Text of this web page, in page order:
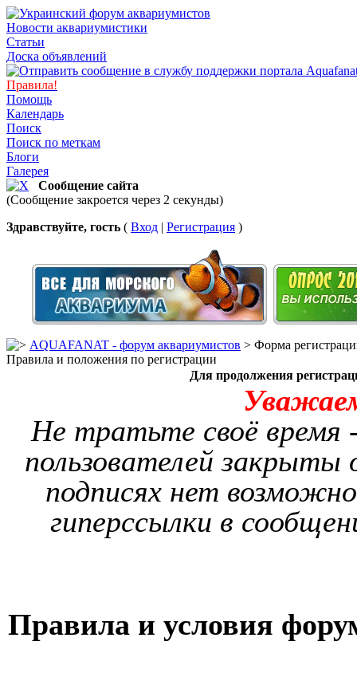
Новости аквариумистики
Статьи
Доска объявлений
Правила!
Помощь
Календарь
Поиск
Поиск по меткам
Блоги
Галерея
Сообщение сайта
(Сообщение закроется через 2 секунды)
Здравствуйте, гость ( Вход | Регистрация )
AQUAFANAT - форум аквариумистов > Форма
Правила и положения по регистрации
Для продолжения
Не тратьте своё время
пользователей закрыты
подписях нет
гиперссылки в
Правила и условия